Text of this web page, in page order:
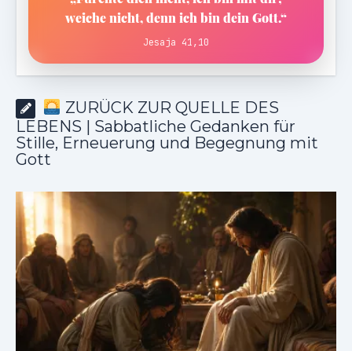
weiche nicht, denn ich bin dein Gott.“
Jesaja 41,10
ZURÜCK ZUR QUELLE DES
LEBENS | Sabbatliche Gedanken für
Stille, Erneuerung und Begegnung mit
Gott